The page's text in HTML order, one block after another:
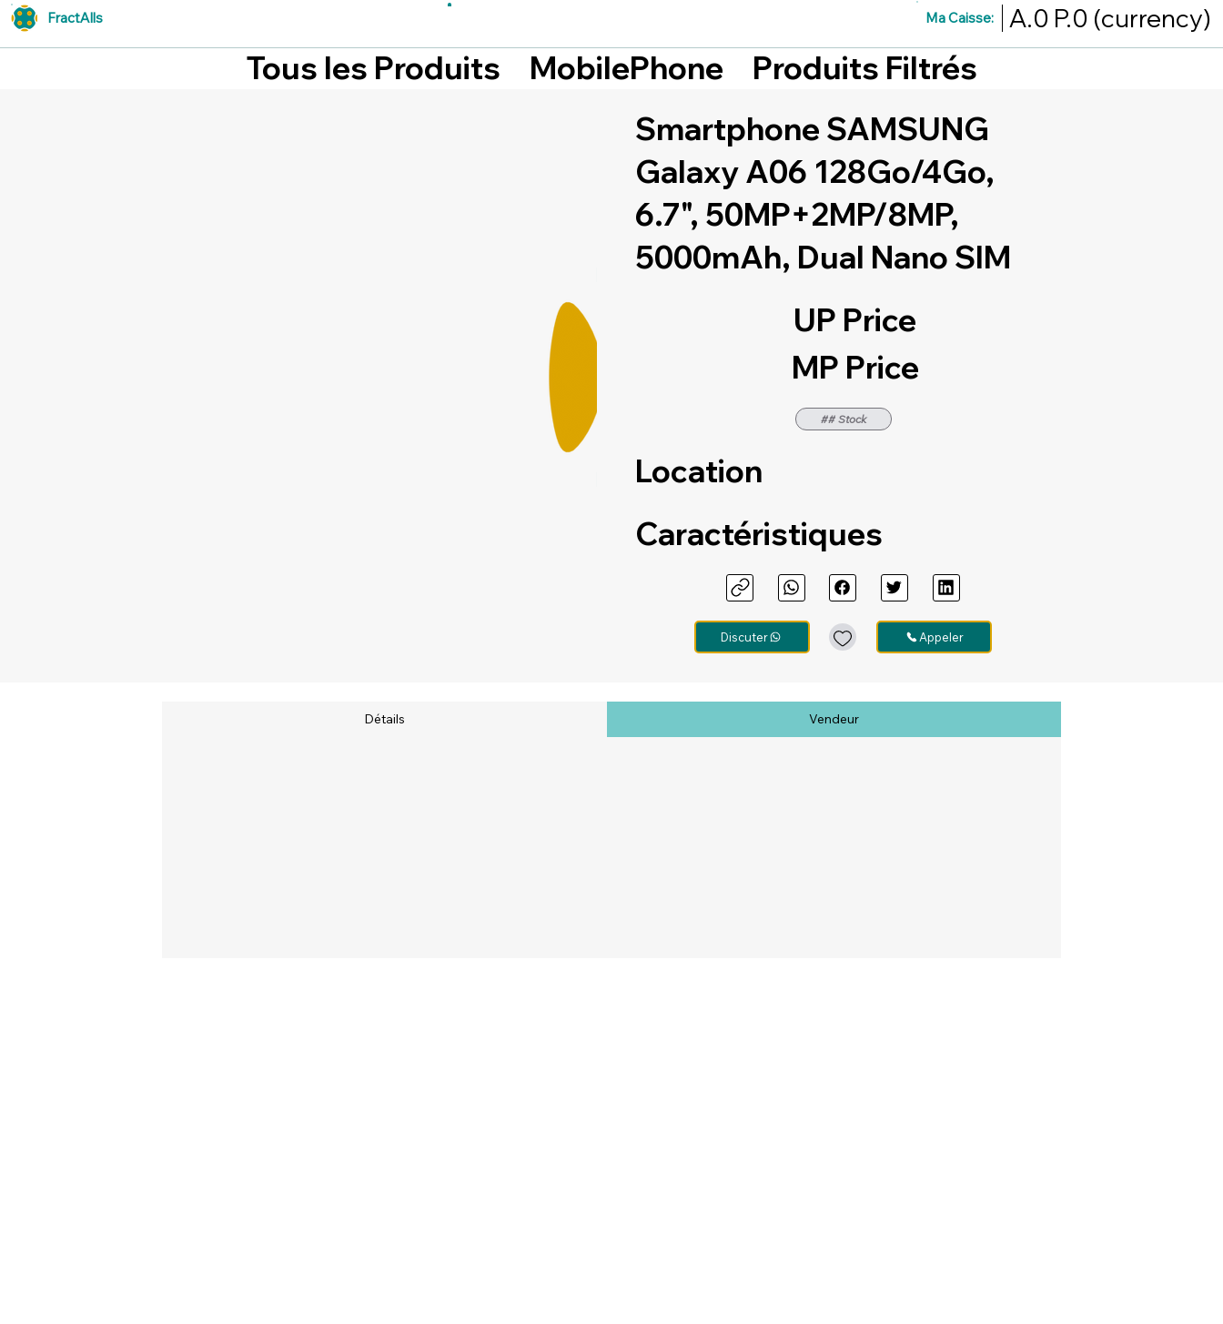
FractAlls Ma Caisse: A.0 P.0 (currency)
Tous les Produits MobilePhone
Produits Filtrés
Smartphone SAMSUNG
Galaxy A06 128Go/4Go,
6.7", 50MP+2MP/8MP,
5000mAh, Dual Nano SIM
UP Price
MP Price
## Stock
Location
Caractéristiques
Discuter Appeler
Détails Vendeur